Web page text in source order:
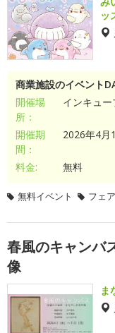
ッ
商業施設のイベント
開催場
所：
インキュ
開催期
間：
2026年4月
料金: 無料
無料イベント フェア
春風のキャン
像
ま